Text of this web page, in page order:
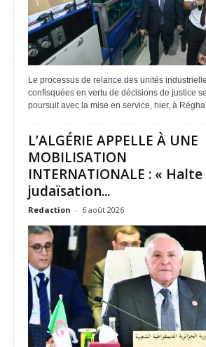
Le processus de relance des unités
confisquées en vertu de décisions de justice se
poursuit avec la mise en service, hier, à
L’ALGÉRIE APPELLE À UNE
MOBILISATION
INTERNATIONALE : «
judaïsation...
Redaction - 6 août 2026